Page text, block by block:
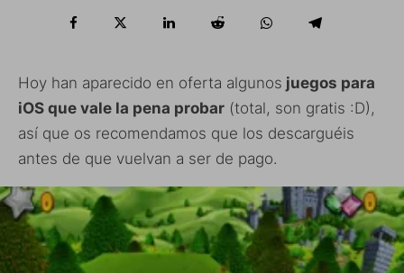
Hoy han aparecido en oferta algunos juegos para
iOS que vale la pena probar (total, son gratis :D),
así que os recomendamos que los descarguéis
antes de que vuelvan a ser de pago.